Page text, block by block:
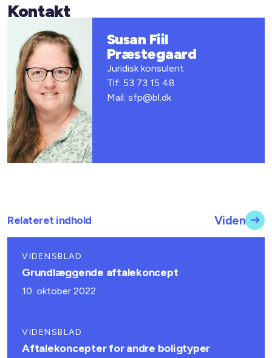
Kontakt
Susan Fiil
Præstegaard
Juridisk konsulent
Tlf: 53 73 15 48
Mail: sfp@bl.dk
Relateret indhold Viden
VIDENSBLAD
Grundlæggende aftalekoncept
10. oktober 2022
VIDENSBLAD
Aftalekoncepter for andre boligtyper